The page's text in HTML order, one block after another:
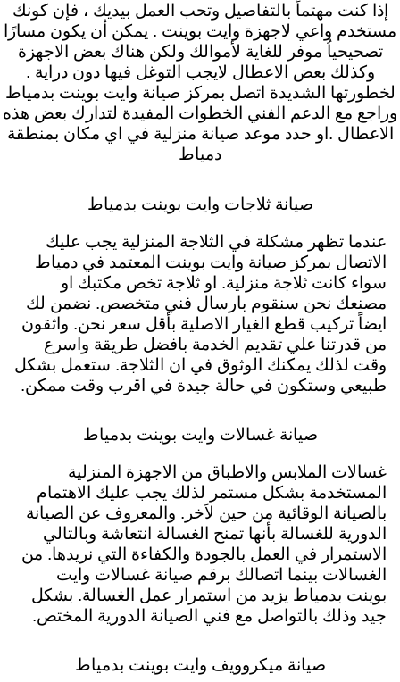
إذا كنت مهتماً بالتفاصيل وتحب العمل بيديك ، فإن كونك
مستخدم واعي لاجهزة وايت بوينت . يمكن أن يكون مسارًا
تصحيحياُ موفر للغاية لأموالك ولكن هناك بعض الاجهزة
وكذلك بعض الاعطال لايجب التوغل فيها دون دراية .
لخطورتها الشديدة اتصل بمركز صيانة وايت بوينت بدمياط
وراجع مع الدعم الفني الخطوات المفيدة لتدارك بعض هذه
الاعطال .او حدد موعد صيانة منزلية في اي مكان بمنطقة
دمياط
صيانة ثلاجات وايت بوينت بدمياط
عندما تظهر مشكلة في الثلاجة المنزلية يجب عليك
الاتصال بمركز صيانة وايت بوينت المعتمد في دمياط
سواء كانت ثلاجة منزلية. او ثلاجة تخص مكتبك او
مصنعك نحن سنقوم بارسال فني متخصص. نضمن لك
ايضاً تركيب قطع الغيار الاصلية بأقل سعر نحن. واثقون
من قدرتنا علي تقديم الخدمة بافضل طريقة واسرع
وقت لذلك يمكنك الوثوق في ان الثلاجة. ستعمل بشكل
طبيعي وستكون في حالة جيدة في اقرب وقت ممكن.
صيانة غسالات وايت بوينت بدمياط
غسالات الملابس والاطباق من الاجهزة المنزلية
المستخدمة بشكل مستمر لذلك يجب عليك الاهتمام
بالصيانة الوقائية من حين لاَخر. والمعروف عن الصيانة
الدورية للغسالة بأنها تمنح الغسالة انتعاشة وبالتالي
الاستمرار في العمل بالجودة والكفاءة التي نريدها. من
الغسالات بينما اتصالك برقم صيانة غسالات وايت
بوينت بدمياط يزيد من استمرار عمل الغسالة. بشكل
جيد وذلك بالتواصل مع فني الصيانة الدورية المختص.
صيانة ميكروويف وايت بوينت بدمياط